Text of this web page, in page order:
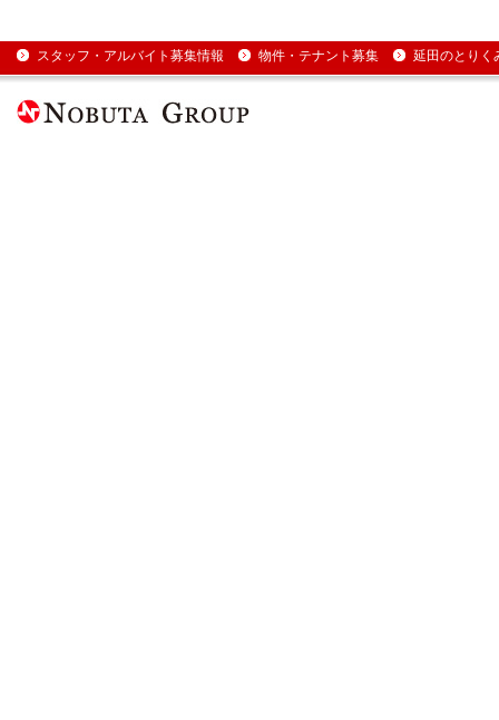
スタッフ・アルバイト募集情報 物件・テナント募集 延田のとりく